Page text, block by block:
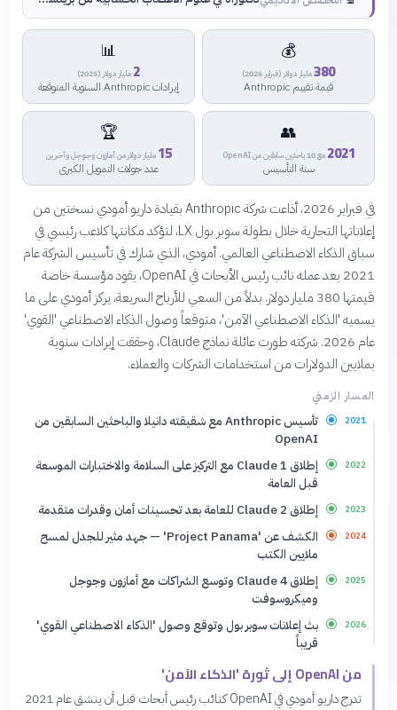
💰
380مليار دولار (فبراير 2026)
قيمة تقييم Anthropic
📊
2 مليار دولار (2025)
إيرادات Anthropic السنوية المتوقعة
👥
2021 مع 10 باحثين سابقين من OpenAI
سنة التأسيس
🏆
15 مليار دولار من أمازون وجوجل وآخرين
عدد جولات التمويل الكبرى
في فبراير 2026، أذاعت شركة Anthropic بقيادة داريو أمودي نسختين من
إعلاناتها التجارية خلال بطولة سوبر بول LX، لتؤكد مكانتها كلاعب رئيسي في
سباق الذكاء الاصطناعي العالمي. أمودي، الذي شارك في تأسيس الشركة عام
2021 بعد عمله نائب رئيس الأبحاث في OpenAI، يقود مؤسسة خاصة
قيمتها 380 مليار دولار. بدلاً من السعي للأرباح السريعة، يركز أمودي على ما
يسميه 'الذكاء الاصطناعي الآمن'، متوقعاً وصول الذكاء الاصطناعي 'القوي'
عام 2026. شركته طورت عائلة نماذج Claude، وحققت إيرادات سنوية
بملايين الدولارات من استخدامات الشركات والعملاء.
المسار الزمني
2021
تأسيس Anthropic مع شقيقته دانيلا والباحثين السابقين من
OpenAI
2022
إطلاق Claude 1 مع التركيز على السلامة والاختبارات الموسعة
قبل العامة
2023 إطلاق Claude 2 للعامة بعد تحسينات أمان وقدرات متقدمة
2024
الكشف عن 'Project Panama' — جهد مثير للجدل لمسح
ملايين الكتب
2025
إطلاق Claude 4 وتوسع الشراكات مع أمازون وجوجل
وميكروسوفت
2026
بث إعلانات سوبر بول وتوقع وصول 'الذكاء الاصطناعي القوي'
قريباً
من OpenAI إلى ثورة 'الذكاء الآمن'
تدرج داريو أمودي في OpenAI كنائب رئيس أبحاث قبل أن ينشق عام 2021